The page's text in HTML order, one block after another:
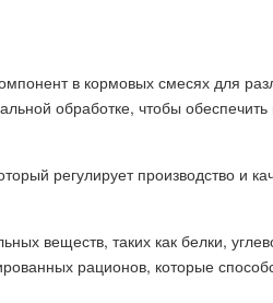
в кормовых смесях для
обработке, чтобы обеспечить
регулирует производство и
веществ, таких как белки,
рационов, которые